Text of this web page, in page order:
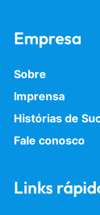
Empresa
Sobre
Imprensa
Histórias de
Fale conosco
Links